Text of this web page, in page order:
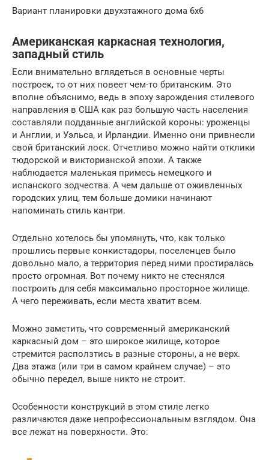
Вариант планировки двухэтажного дома 6х6
Американская каркасная технология,
западный стиль
Если внимательно вглядеться в основные черты
построек, то от них повеет чем-то британским. Это
вполне объяснимо, ведь в эпоху зарождения стилевого
направления в США как раз большую часть населения
составляли подданные английской короны: уроженцы
и Англии, и Уэльса, и Ирландии. Именно они привнесли
свой британский лоск. Отчетливо можно найти отклики
тюдорской и викторианской эпохи. А также
наблюдается маленькая примесь немецкого и
испанского зодчества. А чем дальше от оживленных
городских улиц, тем больше домики начинают
напоминать стиль кантри.
Отдельно хотелось бы упомянуть, что, как только
прошлись первые конкистадоры, поселенцев было
довольно мало, а территория перед ними простиралась
просто огромная. Вот почему никто не стеснялся
построить для себя максимально просторное жилище.
А чего переживать, если места хватит всем.
Можно заметить, что современный американский
каркасный дом – это широкое жилище, которое
стремится расползтись в разные стороны, а не верх.
Два этажа (или три в самом крайнем случае) – это
обычно передел, выше никто не строит.
Особенности конструкций в этом стиле легко
различаются даже непрофессиональным взглядом. Она
все лежат на поверхности. Это: